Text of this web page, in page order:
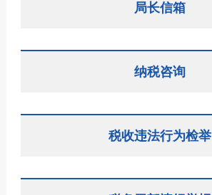
局长信箱
纳税咨询
税收违法行为检举